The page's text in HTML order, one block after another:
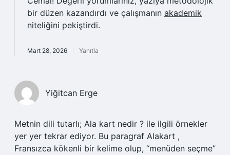
bir düzen kazandırdı ve çalışmanın akademik
niteliğini pekiştirdi.
Mart 28, 2026 Yanıtla
Yiğitcan Erge
Metnin dili tutarlı; Ala kart nedir ? ile ilgili örnekler
yer yer tekrar ediyor. Bu paragraf Alakart ,
Fransızca kökenli bir kelime olup, “menüden seçme”